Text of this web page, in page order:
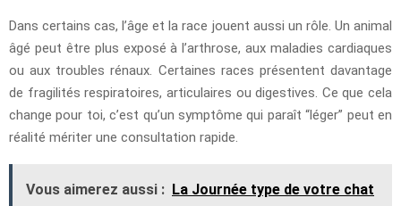
Dans certains cas, l’âge et la race jouent aussi un rôle. Un animal
âgé peut être plus exposé à l’arthrose, aux maladies cardiaques
ou aux troubles rénaux. Certaines races présentent davantage
de fragilités respiratoires, articulaires ou digestives. Ce que cela
change pour toi, c’est qu’un symptôme qui paraît “léger” peut en
réalité mériter une consultation rapide.
Vous aimerez aussi : La Journée type de votre chat